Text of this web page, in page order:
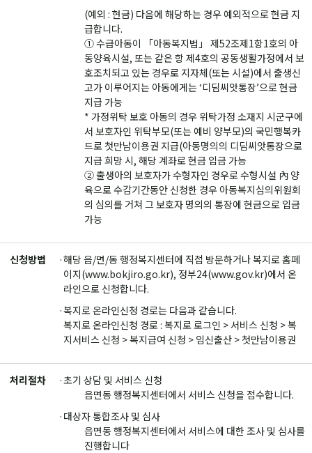
(예외 : 현금) 다음에 해당하는 경우 예외적으로 현금 지
급합니다.
① 수급아동이 「아동복지법」 제52조제1항1호의 아
동양육시설, 또는 같은 항 제4호의 공동생활가정에서 보
호조치되고 있는 경우로 지자체(또는 시설)에서 출생신
고가 이루어지는 아동에게는 ‘디딤씨앗통장’으로 현금
지급 가능
* 가정위탁 보호 아동의 경우 위탁가정 소재지 시군구에
서 보호자인 위탁부모(또는 예비 양부모)의 국민행복카
드로 첫만남이용권 지급(아동명의의 디딤씨앗통장으로
지급 희망 시, 해당 계좌로 현금 입금 가능
② 출생아의 보호자가 수형자인 경우로 수형시설 內 양
육으로 수감기간동안 신청한 경우 아동복지심의위원회
의 심의를 거쳐 그 보호자 명의의 통장에 현금으로 입금
가능
신청방법
해당 읍/면/동 행정복지센터에 직접 방문하거나 복지로 홈페
이지(www.bokjiro.go.kr), 정부24(www.gov.kr)에서 온
라인으로 신청합니다.
복지로 온라인신청 경로는 다음과 같습니다.
복지로 온라인신청 경로 : 복지로 로그인 > 서비스 신청 > 복
지서비스 신청 > 복지급여 신청 > 임신출산 > 첫만남이용권
처리절차
초기 상담 및 서비스 신청
읍면동 행정복지센터에서 서비스 신청을 접수합니다.
대상자 통합조사 및 심사
읍면동 행정복지센터에서 서비스에 대한 조사 및 심사를
진행합니다